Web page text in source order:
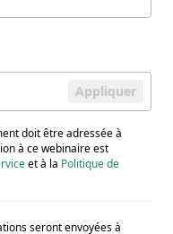
Appliquer
doit être adressée à
à ce webinaire est
et à la Politique de
seront envoyées à